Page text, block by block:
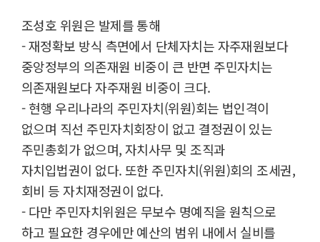
조성호 위원은 발제를 통해
- 재정확보 방식 측면에서 단체자치는 자주재원보다
중앙정부의 의존재원 비중이 큰 반면 주민자치는
의존재원보다 자주재원 비중이 크다.
- 현행 우리나라의 주민자치(위원)회는 법인격이
없으며 직선 주민자치회장이 없고 결정권이 있는
주민총회가 없으며, 자치사무 및 조직과
자치입법권이 없다. 또한 주민자치(위원)회의 조세권,
회비 등 자치재정권이 없다.
- 다만 주민자치위원은 무보수 명예직을 원칙으로
하고 필요한 경우에만 예산의 범위 내에서 실비를